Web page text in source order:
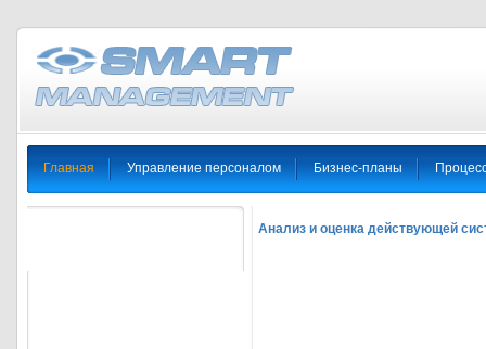
Главная Управление персоналом Бизнес-планы
Анализ и оценка действующей